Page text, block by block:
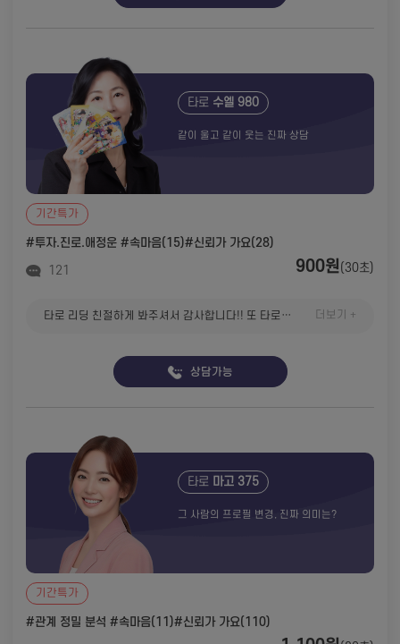
타로 수엘 980
같이 울고 같이 웃는 진짜 상담
기간특가
#투자.진로.애정운 #속마음(15)#신뢰가 가요(28)
121 900원(30초)
타로 리딩 친절하게 봐주셔서 감사합니다!! 또 타로 보러 올게요 더보기 +
상담가능
타로 마고 375
그 사람의 프로필 변경, 진짜 의미는?
기간특가
#관계 정밀 분석 #속마음(11)#신뢰가 가요(110)